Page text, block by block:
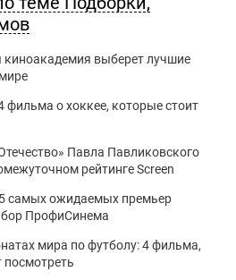
киноакадемия выберет лучшие
фильма о хоккее, которые стоит
Павла Павликовского
рейтинге Screen
самых ожидаемых премьер
ПрофиСинема
мира по футболу: 4 фильма,
посмотреть